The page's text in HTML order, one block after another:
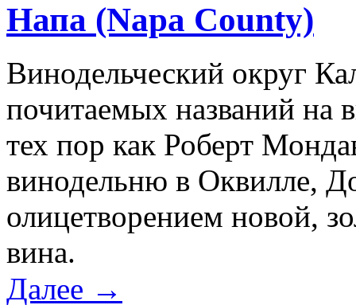
Напа (Napa County)
Винодельческий округ
почитаемых названий на
тех пор как Роберт
винодельню в Оквилле,
олицетворением новой,
вина.
Далее →